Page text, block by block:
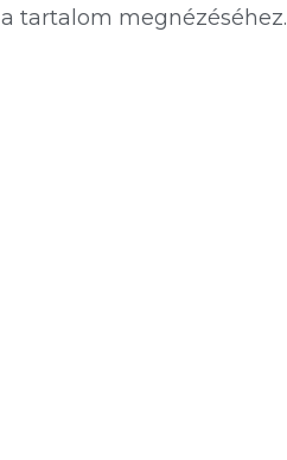
a tartalom megnézéséhez.